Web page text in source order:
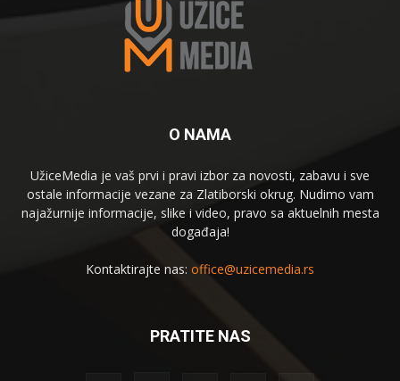
O NAMA
UžiceMedia je vaš prvi i pravi izbor za novosti, zabavu i sve
ostale informacije vezane za Zlatiborski okrug. Nudimo vam
najažurnije informacije, slike i video, pravo sa aktuelnih mesta
događaja!
Kontaktirajte nas: office@uzicemedia.rs
PRATITE NAS